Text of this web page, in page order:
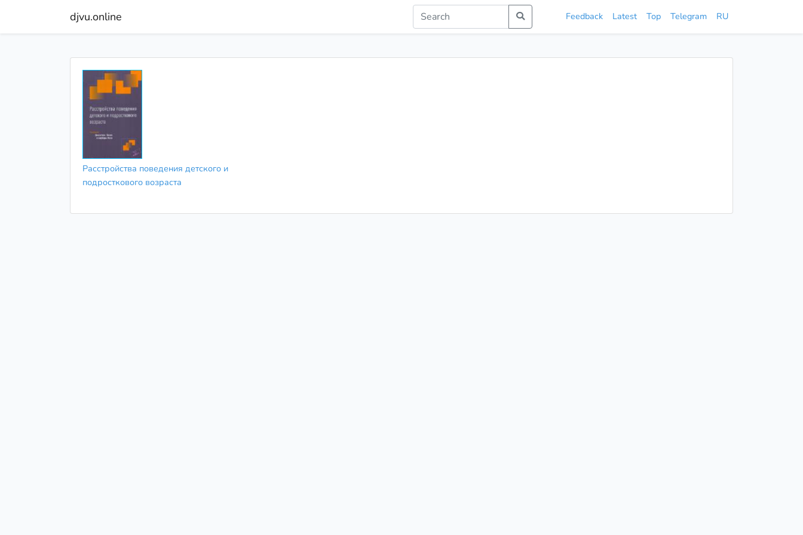
djvu.online Feedback Latest Top Telegram RU
Расстройства поведения детского и
подросткового возраста